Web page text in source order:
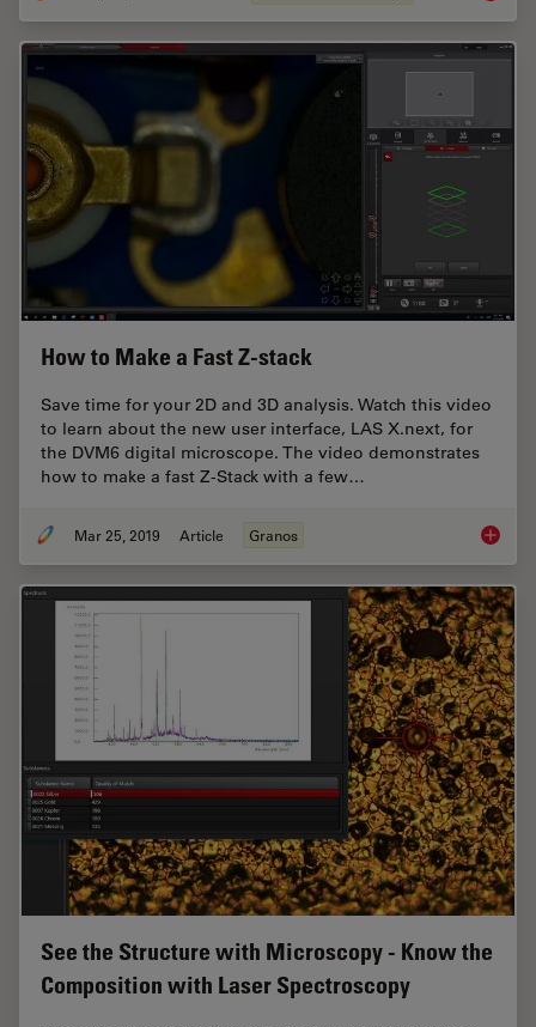
How to Make a Fast Z-stack
Save time for your 2D and 3D analysis. Watch this video
to learn about the new user interface, LAS X.next, for
the DVM6 digital microscope. The video demonstrates
how to make a fast Z-Stack with a few…
Mar 25, 2019 Article Granos How to
See the Structure with Microscopy - Know the
Composition with Laser Spectroscopy